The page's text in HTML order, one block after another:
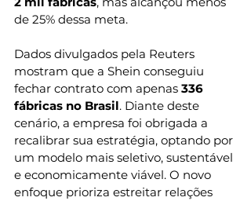
de 25% dessa meta.
Dados divulgados pela Reuters
mostram que a Shein conseguiu
fechar contrato com apenas 336
fábricas no Brasil. Diante deste
cenário, a empresa foi obrigada a
recalibrar sua estratégia, optando por
um modelo mais seletivo, sustentável
e economicamente viável. O novo
enfoque prioriza estreitar relações